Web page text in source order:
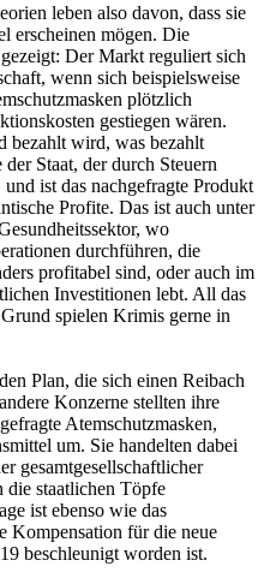
leben also davon, dass sie
erscheinen mögen. Die
Der Markt reguliert sich
wenn sich beispielsweise
plötzlich
gestiegen wären.
bezahlt wird, was bezahlt
Staat, der durch Steuern
ist das nachgefragte Produkt
Profite. Das ist auch unter
wo
durchführen, die
profitabel sind, oder auch im
Investitionen lebt. All das
spielen Krimis gerne in
Plan, die sich einen Reibach
Konzerne stellten ihre
Atemschutzmasken,
um. Sie handelten dabei
gesamtgesellschaftlicher
die staatlichen Töpfe
ist ebenso wie das
Kompensation für die neue
beschleunigt worden ist.